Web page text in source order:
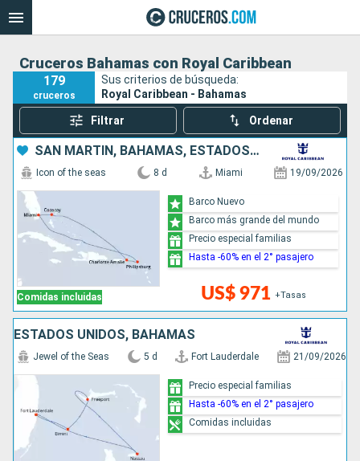
Cruceros Bahamas con Royal Caribbean
179
cruceros
Sus criterios de búsqueda:
Royal Caribbean - Bahamas
Filtrar Ordenar
SAN MARTÍN, BAHAMAS, ESTADOS UNIDOS
Comidas incluidas
Icon of the seas 8 d Miami 19/09/2026
US$ 971 +Tasas
Barco Nuevo
Barco más grande del mundo
Precio especial familias
Hasta -60% en el 2° pasajero
ESTADOS UNIDOS, BAHAMAS
Jewel of the Seas 5 d Fort Lauderdale 21/09/2026
Precio especial familias
Hasta -60% en el 2° pasajero
Comidas incluidas